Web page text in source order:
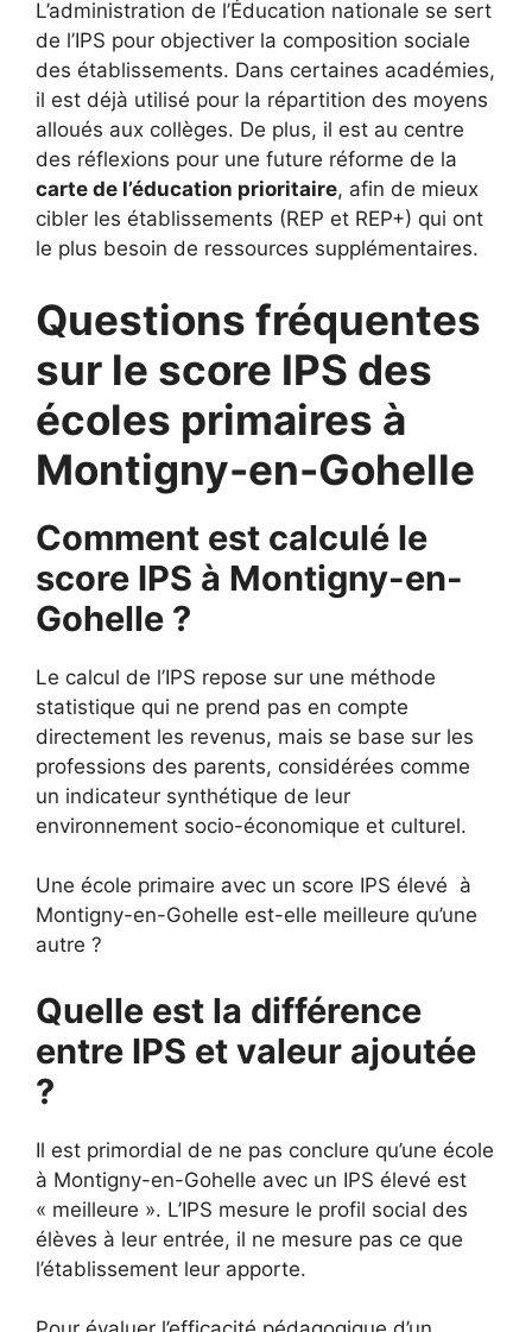
L’administration de l’Éducation nationale se sert
de l’IPS pour objectiver la composition sociale
des établissements. Dans certaines académies,
il est déjà utilisé pour la répartition des moyens
alloués aux collèges. De plus, il est au centre
des réflexions pour une future réforme de la
carte de l’éducation prioritaire, afin de mieux
cibler les établissements (REP et REP+) qui ont
le plus besoin de ressources supplémentaires.
Questions fréquentes
sur le score IPS des
écoles primaires à
Montigny-en-Gohelle
Comment est calculé le
score IPS à Montigny-en-
Gohelle ?
Le calcul de l’IPS repose sur une méthode
statistique qui ne prend pas en compte
directement les revenus, mais se base sur les
professions des parents, considérées comme
un indicateur synthétique de leur
environnement socio-économique et culturel.
Une école primaire avec un score IPS élevé à
Montigny-en-Gohelle est-elle meilleure qu’une
autre ?
Quelle est la différence
entre IPS et valeur ajoutée
?
Il est primordial de ne pas conclure qu’une école
à Montigny-en-Gohelle avec un IPS élevé est
« meilleure ». L’IPS mesure le profil social des
élèves à leur entrée, il ne mesure pas ce que
l’établissement leur apporte.